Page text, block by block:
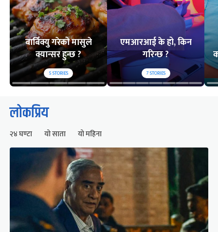
बार्बिक्यु गरेको मासुले
क्यान्सर हुन्छ ?
5STORIES
एमआरआई के हो, किन
गरिन्छ ?
7STORIES
लोकप्रिय
२४ घण्टा यो साता यो महिना